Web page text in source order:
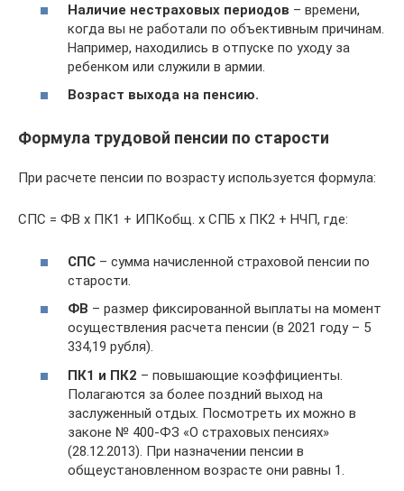
Наличие нестраховых периодов – времени,
когда вы не работали по объективным причинам.
Например, находились в отпуске по уходу за
ребенком или служили в армии.
Возраст выхода на пенсию.
Формула трудовой пенсии по старости
При расчете пенсии по возрасту используется формула:
СПС = ФВ х ПК1 + ИПКобщ. х СПБ х ПК2 + НЧП, где:
СПС – сумма начисленной страховой пенсии по
старости.
ФВ – размер фиксированной выплаты на момент
осуществления расчета пенсии (в 2021 году – 5
334,19 рубля).
ПК1 и ПК2 – повышающие коэффициенты.
Полагаются за более поздний выход на
заслуженный отдых. Посмотреть их можно в
законе № 400-ФЗ «О страховых пенсиях»
(28.12.2013). При назначении пенсии в
общеустановленном возрасте они равны 1.